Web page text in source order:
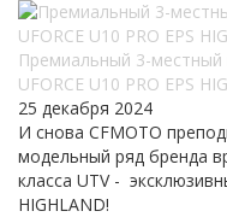
Премиальный 3-
UFORCE U10 PRO EPS
25 декабря 2024
И снова CFMOTO
модельный ряд бренда
класса UTV -
HIGHLAND!